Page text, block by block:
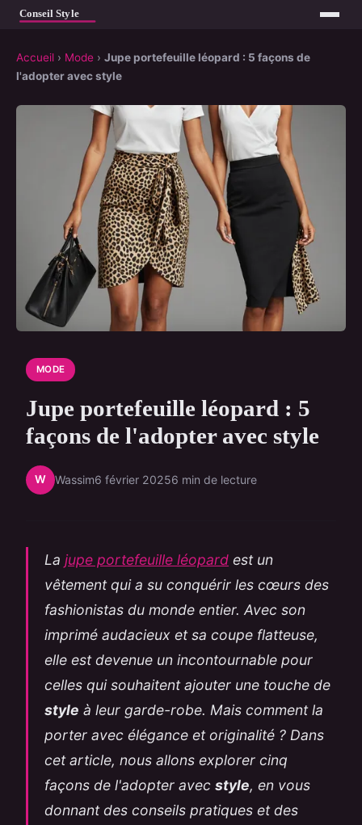
Accueil › Mode › Jupe portefeuille léopard : 5 façons de
l'adopter avec style
MODE
Jupe portefeuille léopard : 5
façons de l'adopter avec style
W Wassim6 février 20256 min de lecture
La jupe portefeuille léopard est un
vêtement qui a su conquérir les cœurs des
fashionistas du monde entier. Avec son
imprimé audacieux et sa coupe flatteuse,
elle est devenue un incontournable pour
celles qui souhaitent ajouter une touche de
style à leur garde-robe. Mais comment la
porter avec élégance et originalité ? Dans
cet article, nous allons explorer cinq
façons de l'adopter avec style, en vous
donnant des conseils pratiques et des